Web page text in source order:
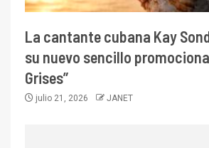
La cantante cubana Kay
su nuevo sencillo
Grises”
julio 21, 2026 JANET